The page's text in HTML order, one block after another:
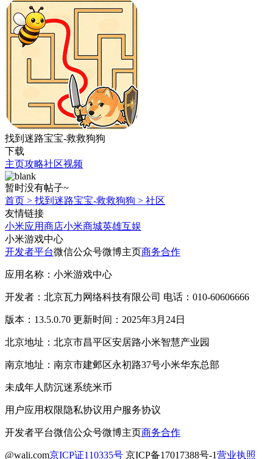
找到迷路宝宝-救救狗狗
下载
主页攻略社区视频
暂时没有帖子~
首页 > 找到迷路宝宝-救救狗狗 > 社区
友情链接
小米应用商店小米商城英雄互娱
小米游戏中心
开发者平台微信公众号微博主页商务合作
应用名称：小米游戏中心
开发者：北京瓦力网络科技有限公司 电话：010-60606666
版本：13.5.0.70 更新时间：2025年3月24日
北京地址：北京市昌平区安居路小米智慧产业园
南京地址：南京市建邺区永初路37号小米华东总部
未成年人防沉迷系统米币
用户应用权限隐私协议用户服务协议
开发者平台微信公众号微博主页商务合作
@wali.com京ICP证110335号 京ICP备17017388号-1营业执照